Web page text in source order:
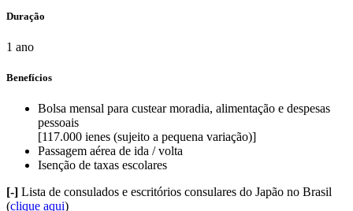
Duração
1 ano
Benefícios
Bolsa mensal para custear moradia, alimentação e despesas
pessoais
[117.000 ienes (sujeito a pequena variação)]
Passagem aérea de ida / volta
Isenção de taxas escolares
[-] Lista de consulados e escritórios consulares do Japão no Brasil
(clique aqui)